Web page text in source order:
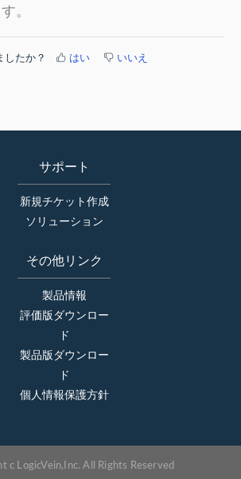
。
したか？ はい いいえ
サポート
新規チケット作成
ソリューション
その他リンク
製品情報
評価版ダウンロー
ド
製品版ダウンロー
ド
個人情報保護方針
c LogicVein,Inc. All Rights Reserved